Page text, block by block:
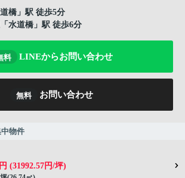
橋 」駅 徒歩5分
「 水道橋 」駅 徒歩6分
料 LINEからお問い合わせ
無料 お問い合わせ
物件
(31992.57円/坪)